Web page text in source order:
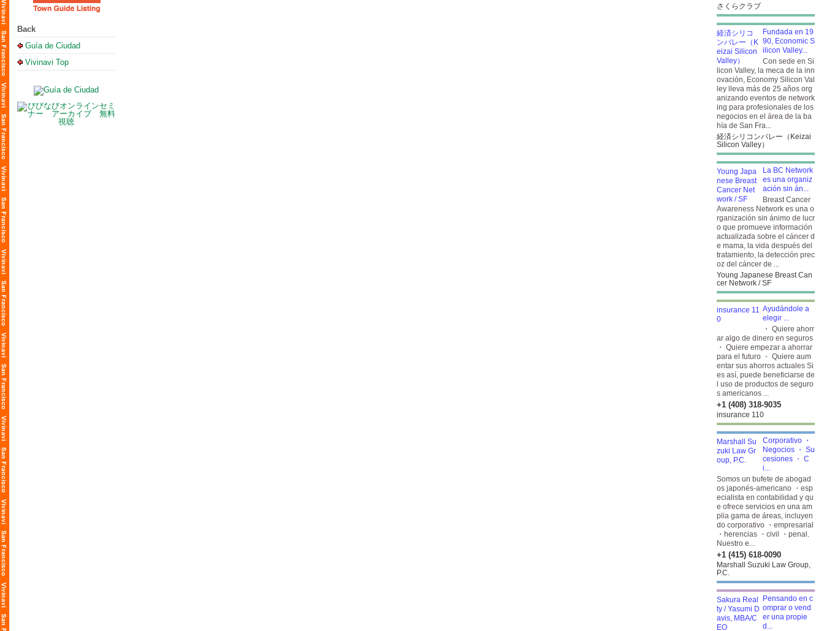
Back
Guía de Ciudad
Vivinavi Top
さくらクラブ
Fundada en 19
90, Economic S
ilicon Valley...
Con sede en Si
licon Valley, la meca de la inn
ovación, Economy Silicon Val
ley lleva más de 25 años org
anizando eventos de network
ing para profesionales de los
negocios en el área de la ba
hía de San Fra...
経済シリコンバレー（Keizai
Silicon Valley）
La BC Network
es una organiz
ación sin án...
Breast Cancer
Awareness Network es una o
rganización sin ánimo de lucr
o que promueve información
actualizada sobre el cáncer d
e mama, la vida después del
tratamiento, la detección prec
oz del cáncer de ...
Young Japanese Breast Can
cer Network / SF
Ayudándole a
elegir ...
・ Quiere ahorr
ar algo de dinero en seguros
・ Quiere empezar a ahorrar
para el futuro ・ Quiere aum
entar sus ahorros actuales Si
es así, puede beneficiarse de
l uso de productos de seguro
s americanos ...
+1 (408) 318-9035
insurance 110
Corporativo ・
Negocios ・ Su
cesiones ・ C
i...
Somos un bufete de abogad
os japonés-americano ・esp
ecialista en contabilidad y qu
e ofrece servicios en una am
plia gama de áreas, incluyen
do corporativo ・empresarial
・herencias ・civil ・penal.
Nuestro e...
+1 (415) 618-0090
Marshall Suzuki Law Group,
P.C.
Pensando en c
omprar o vend
er una propie
d...